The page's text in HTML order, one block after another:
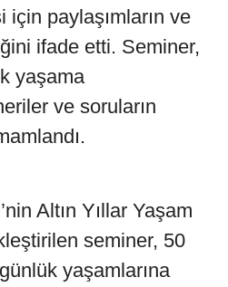
paylaşımların ve
ifade etti. Seminer,
yaşama
ve soruların
Altın Yıllar Yaşam
seminer, 50
yaşamlarına